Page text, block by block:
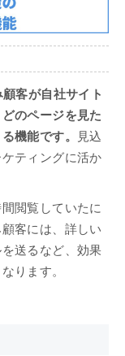
客が自社サイト
のページを見た
機能です。
見込
ティングに活か
閲覧していたに
客には、詳しい
送るなど、効果
ります。